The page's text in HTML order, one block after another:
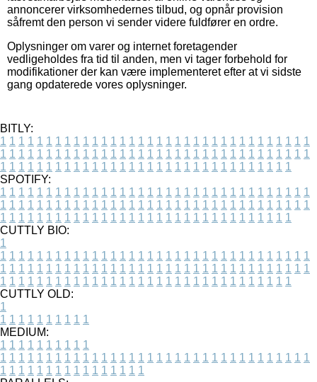
annoncerer virksomhedernes tilbud, og opnår provision
såfremt den person vi sender videre fuldfører en ordre.
Oplysninger om varer og internet foretagender
vedligeholdes fra tid til anden, men vi tager forbehold for
modifikationer der kan være implementeret efter at vi sidste
gang opdaterede vores oplysninger.
BITLY:
1 1 1 1 1 1 1 1 1 1 1 1 1 1 1 1 1 1 1 1 1 1 1 1 1 1 1 1 1 1 1 1 1 1
1 1 1 1 1 1 1 1 1 1 1 1 1 1 1 1 1 1 1 1 1 1 1 1 1 1 1 1 1 1 1 1 1 1
1 1 1 1 1 1 1 1 1 1 1 1 1 1 1 1 1 1 1 1 1 1 1 1 1 1 1 1 1 1 1 1
SPOTIFY:
1 1 1 1 1 1 1 1 1 1 1 1 1 1 1 1 1 1 1 1 1 1 1 1 1 1 1 1 1 1 1 1 1 1
1 1 1 1 1 1 1 1 1 1 1 1 1 1 1 1 1 1 1 1 1 1 1 1 1 1 1 1 1 1 1 1 1 1
1 1 1 1 1 1 1 1 1 1 1 1 1 1 1 1 1 1 1 1 1 1 1 1 1 1 1 1 1 1 1 1
CUTTLY BIO:
1
1 1 1 1 1 1 1 1 1 1 1 1 1 1 1 1 1 1 1 1 1 1 1 1 1 1 1 1 1 1 1 1 1 1
1 1 1 1 1 1 1 1 1 1 1 1 1 1 1 1 1 1 1 1 1 1 1 1 1 1 1 1 1 1 1 1 1 1
1 1 1 1 1 1 1 1 1 1 1 1 1 1 1 1 1 1 1 1 1 1 1 1 1 1 1 1 1 1 1 1
CUTTLY OLD:
1
1 1 1 1 1 1 1 1 1 1
MEDIUM:
1 1 1 1 1 1 1 1 1 1
1 1 1 1 1 1 1 1 1 1 1 1 1 1 1 1 1 1 1 1 1 1 1 1 1 1 1 1 1 1 1 1 1 1
1 1 1 1 1 1 1 1 1 1 1 1 1 1 1 1